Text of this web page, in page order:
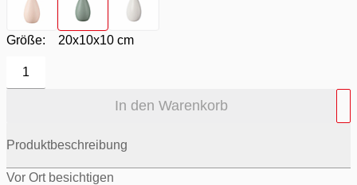
Größe: 20x10x10 cm
1
In den Warenkorb
Produktbeschreibung
Vor Ort besichtigen